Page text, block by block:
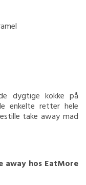
dygtige kokke på
enkelte retter hele
take away mad
away hos EatMore